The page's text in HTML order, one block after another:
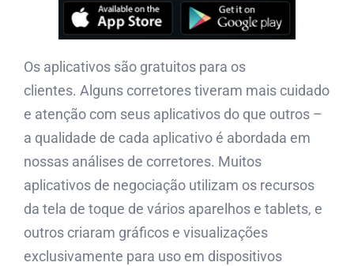
Os aplicativos são gratuitos para os
clientes. Alguns corretores tiveram mais cuidado
e atenção com seus aplicativos do que outros –
a qualidade de cada aplicativo é abordada em
nossas análises de corretores. Muitos
aplicativos de negociação utilizam os recursos
da tela de toque de vários aparelhos e tablets, e
outros criaram gráficos e visualizações
exclusivamente para uso em dispositivos